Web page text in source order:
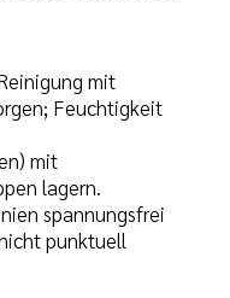
mit
Feuchtigkeit
mit
lagern.
spannungsfrei
punktuell